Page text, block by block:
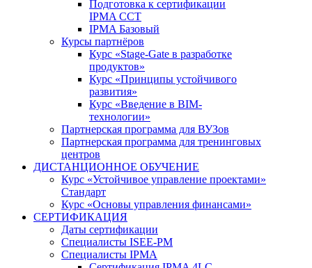
Подготовка к сертификации
IPMA CCT
IPMA Базовый
Курсы партнёров
Курс «Stage-Gate в разработке
продуктов»
Курс «Принципы устойчивого
развития»
Курс «Введение в BIM-
технологии»
Партнерская программа для ВУЗов
Партнерская программа для тренинговых
центров
ДИСТАНЦИОННОЕ ОБУЧЕНИЕ
Курс «Устойчивое управление проектами»
Стандарт
Курс «Основы управления финансами»
СЕРТИФИКАЦИЯ
Даты сертификации
Специалисты ISEE-PM
Специалисты IPMA